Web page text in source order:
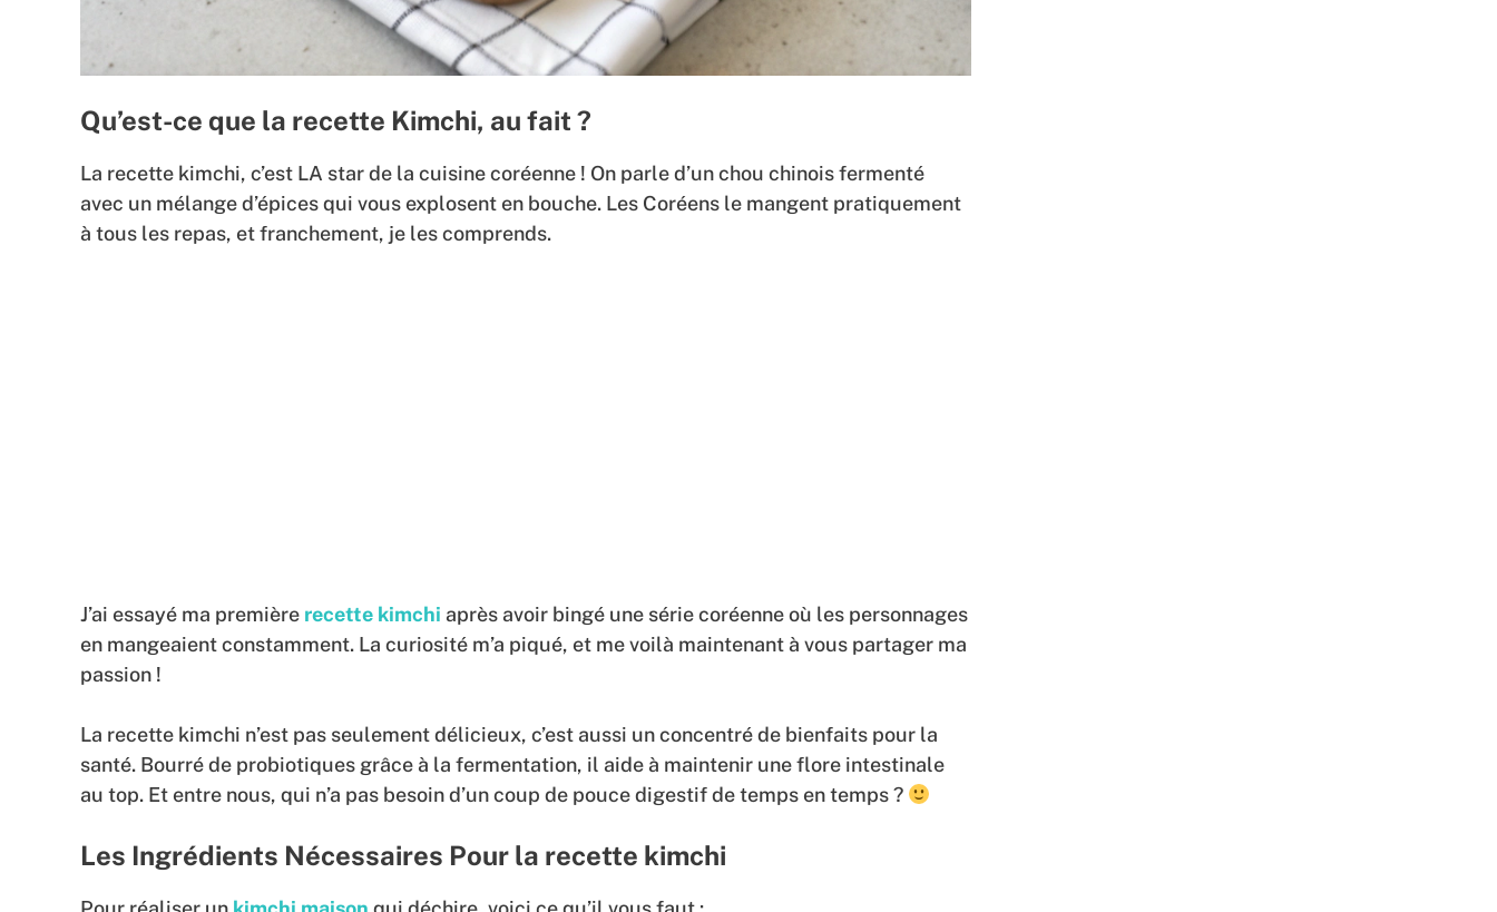
Qu’est-ce que la recette Kimchi, au fait ?
La recette kimchi, c’est LA star de la cuisine coréenne ! On parle d’un chou chinois fermenté
avec un mélange d’épices qui vous explosent en bouche. Les Coréens le mangent pratiquement
à tous les repas, et franchement, je les comprends.
J’ai essayé ma première recette kimchi après avoir bingé une série coréenne où les personnages
en mangeaient constamment. La curiosité m’a piqué, et me voilà maintenant à vous partager ma
passion !
La recette kimchi n’est pas seulement délicieux, c’est aussi un concentré de bienfaits pour la
santé. Bourré de probiotiques grâce à la fermentation, il aide à maintenir une flore intestinale
au top. Et entre nous, qui n’a pas besoin d’un coup de pouce digestif de temps en temps ?
Les Ingrédients Nécessaires Pour la recette kimchi